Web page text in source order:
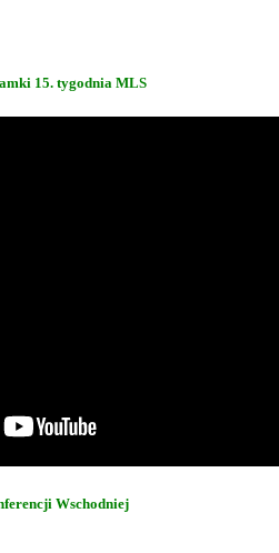
15. tygodnia MLS
Wschodniej